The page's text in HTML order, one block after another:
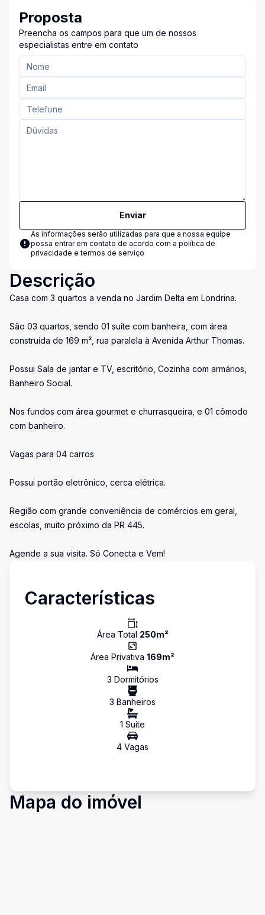
Proposta
Preencha os campos para que um de nossos
especialistas entre em contato
Enviar
As informações serão utilizadas para que a nossa equipe
possa entrar em contato de acordo com a política de
privacidade e termos de serviço
Descrição
Casa com 3 quartos a venda no Jardim Delta em Londrina.
São 03 quartos, sendo 01 suíte com banheira, com área
construída de 169 m², rua paralela à Avenida Arthur Thomas.
Possui Sala de jantar e TV, escritório, Cozinha com armários,
Banheiro Social.
Nos fundos com área gourmet e churrasqueira, e 01 cômodo
com banheiro.
Vagas para 04 carros
Possui portão eletrônico, cerca elétrica.
Região com grande conveniência de comércios em geral,
escolas, muito próximo da PR 445.
Agende a sua visita. Só Conecta e Vem!
Características
Área Total 250m²
Área Privativa 169m²
3 Dormitórios
3 Banheiros
1 Suíte
4 Vagas
Mapa do imóvel